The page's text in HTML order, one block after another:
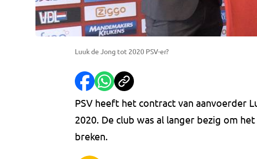
Luuk de Jong tot 2020 PSV-er?
PSV heeft het contract van aanvoerder
2020. De club was al langer bezig om
breken.